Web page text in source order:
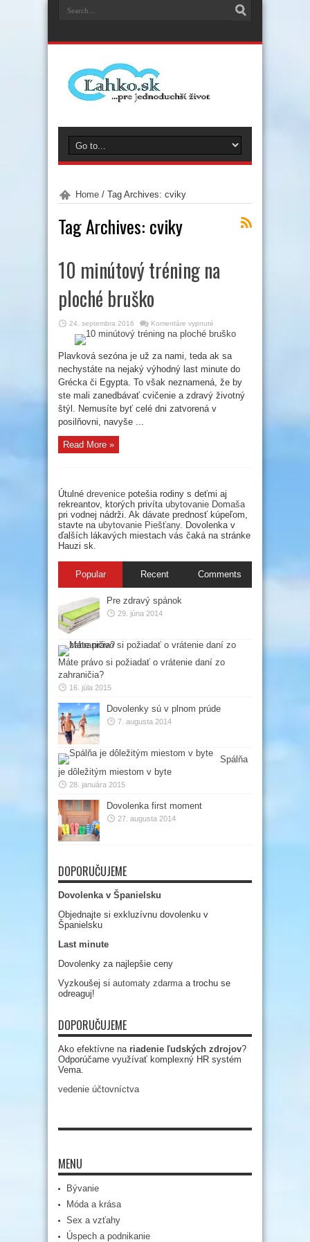
Home / Tag Archives: cviky
Tag Archives: cviky
10 minútový tréning na
ploché bruško
24. septembra 2016 Komentáre vypnuté
minútový
na
ploché
bruško
Plavková sezóna je už za nami, teda ak sa
nechystáte na nejaký výhodný last minute do
Grécka či Egypta. To však neznamená, že by
ste mali zanedbávať cvičenie a zdravý životný
štýl. Nemusíte byť celé dni zatvorená v
posilňovni, navyše ...
Read More »
Útulné drevenice potešia rodiny s deťmi aj
rekreantov, ktorých privíta ubytovanie Domaša
pri vodnej nádrži. Ak dávate prednosť kúpeľom,
stavte na ubytovanie Piešťany. Dovolenka v
ďalších lákavých miestach vás čaká na stránke
Hauzi sk.
Popular Recent Comments
Pre zdravý spánok
29. júna 2014
Máte právo si požiadať o vrátenie daní zo
zahraničia?
16. júla 2015
Dovolenky sú v plnom prúde
7. augusta 2014
Spálňa
je dôležitým miestom v byte
28. januára 2015
Dovolenka first moment
27. augusta 2014
DOPORUČUJEME
Dovolenka v Španielsku
Objednajte si exkluzívnu dovolenku v
Španielsku
Last minute
Dovolenky za najlepšie ceny
Vyzkoušej si automaty zdarma a trochu se
odreaguj!
DOPORUČUJEME
Ako efektívne na riadenie ľudských zdrojov?
Odporúčame využívať komplexný HR systém
Vema.
vedenie účtovníctva
MENU
Bývanie
Móda a krása
Sex a vzťahy
Úspech a podnikanie